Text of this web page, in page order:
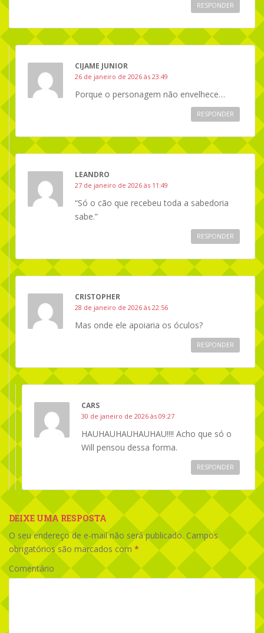
RESPONDER
CIJAME JUNIOR
26 de janeiro de 2026 às 23:49
Porque o personagem não envelhece…
RESPONDER
LEANDRO
27 de janeiro de 2026 às 11:49
“Só o cão que recebeu toda a sabedoria
sabe.”
RESPONDER
CRISTOPHER
28 de janeiro de 2026 às 22:56
Mas onde ele apoiaria os óculos?
RESPONDER
CARS
30 de janeiro de 2026 às 09:27
HAUHAUHAUHAUHAU!!!! Acho que só o
Will pensou dessa forma.
RESPONDER
DEIXE UMA RESPOSTA
O seu endereço de e-mail não será publicado. Campos
obrigatórios são marcados com *
Comentário